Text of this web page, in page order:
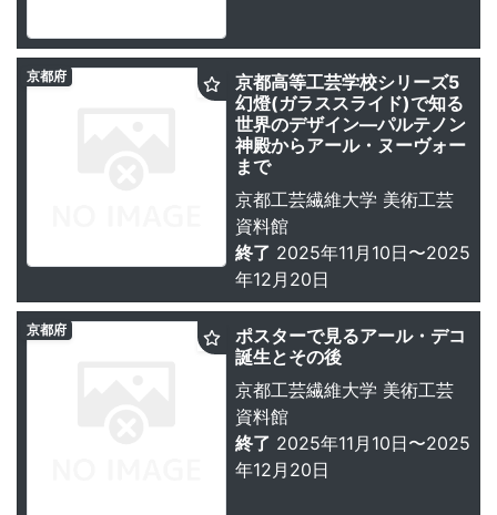
京都高等工芸学校シリーズ5
幻燈(ガラススライド)で知る
世界のデザイン―パルテノン
神殿からアール・ヌーヴォー
まで
京都工芸繊維大学 美術工芸
資料館
終了 2025年11月10日〜2025
年12月20日
京都府
ポスターで見るアール・デコ
誕生とその後
京都工芸繊維大学 美術工芸
資料館
終了 2025年11月10日〜2025
年12月20日
京都府